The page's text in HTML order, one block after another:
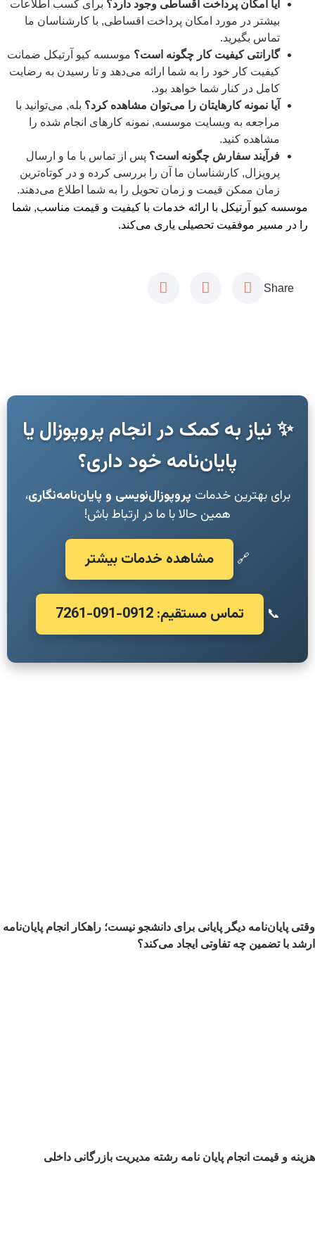
آیا امکان پرداخت اقساطی وجود دارد؟ برای کسب اطلاعات
بیشتر در مورد امکان پرداخت اقساطی, با کارشناسان ما
تماس بگیرید.
گارانتی کیفیت کار چگونه است؟ موسسه کیو آرتیکل ضمانت
کیفیت کار خود را به شما ارائه می‌دهد و تا رسیدن به رضایت
کامل در کنار شما خواهد بود.
آیا نمونه کارهایتان را می‌توان مشاهده کرد؟ بله, می‌توانید با
مراجعه به وبسایت موسسه, نمونه کارهای انجام شده را
مشاهده کنید.
فرآیند سفارش چگونه است؟ پس از تماس با ما و ارسال
پروپزال, کارشناسان ما آن را بررسی کرده و در کوتاه‌ترین
زمان ممکن قیمت و زمان تحویل را به شما اطلاع می‌دهند.
موسسه کیو آرتیکل با ارائه خدمات با کیفیت و قیمت مناسب, شما
را در مسیر موفقیت تحصیلی یاری می‌کند.
Share
✨ نیاز به کمک در انجام پروپوزال یا
پایان‌نامه خود داری؟
برای بهترین خدمات پروپوزال‌نویسی و پایان‌نامه‌نگاری،
همین حالا با ما در ارتباط باش!
🔗 مشاهده خدمات بیشتر
📞 تماس مستقیم: 0912-091-7261
وقتی پایان‌نامه دیگر پایانی برای دانشجو نیست؛ راهکار انجام پایان‌نامه
ارشد با تضمین چه تفاوتی ایجاد می‌کند؟
هزینه و قیمت انجام پایان نامه رشته مدیریت بازرگانی داخلی